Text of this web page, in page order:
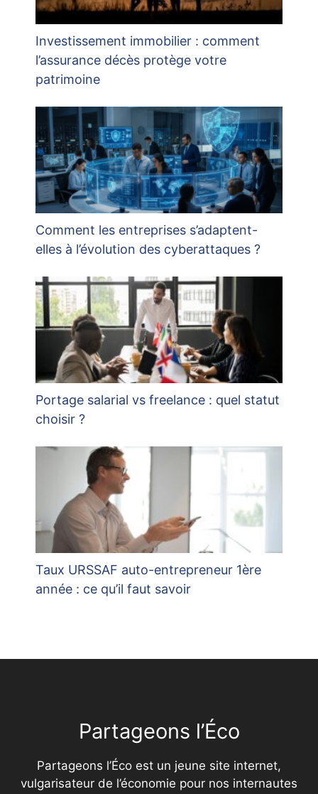
Investissement immobilier : comment
l’assurance décès protège votre
patrimoine
Comment les entreprises s’adaptent-
elles à l’évolution des cyberattaques ?
Portage salarial vs freelance : quel statut
choisir ?
Taux URSSAF auto-entrepreneur 1ère
année : ce qu’il faut savoir
Partageons l’Éco
Partageons l’Éco est un jeune site internet,
vulgarisateur de l’économie pour nos internautes